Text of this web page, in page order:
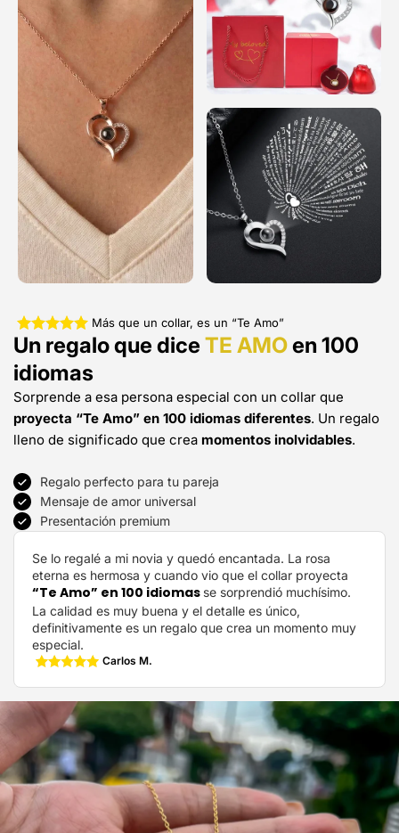
Más que un collar, es un “Te Amo”
Un regalo que dice TE AMOen 100
idiomas
Sorprende a esa persona especial con un collar que
proyecta “Te Amo” en 100 idiomas diferentes. Un regalo
lleno de significado que crea momentos inolvidables.
Regalo perfecto para tu pareja
Mensaje de amor universal
Presentación premium
Se lo regalé a mi novia y quedó encantada. La rosa
eterna es hermosa y cuando vio que el collar proyecta
“Te Amo” en 100 idiomas se sorprendió muchísimo.
La calidad es muy buena y el detalle es único,
definitivamente es un regalo que crea un momento muy
especial.
Carlos M.